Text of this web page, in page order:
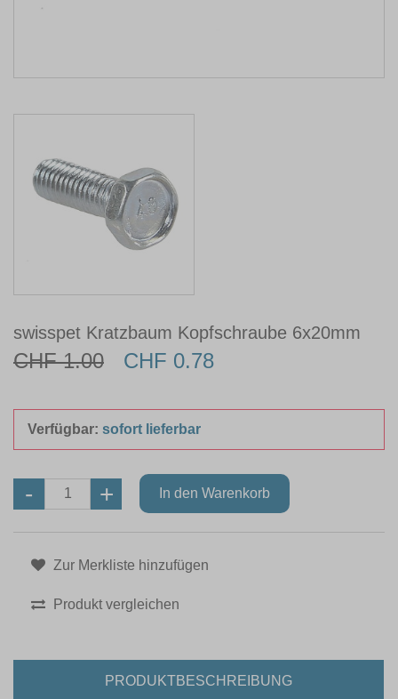
swisspet Kratzbaum Kopfschraube 6x20mm
CHF 1.00 CHF 0.78
Verfügbar: sofort lieferbar
Zur Merkliste hinzufügen
Produkt vergleichen
PRODUKTBESCHREIBUNG